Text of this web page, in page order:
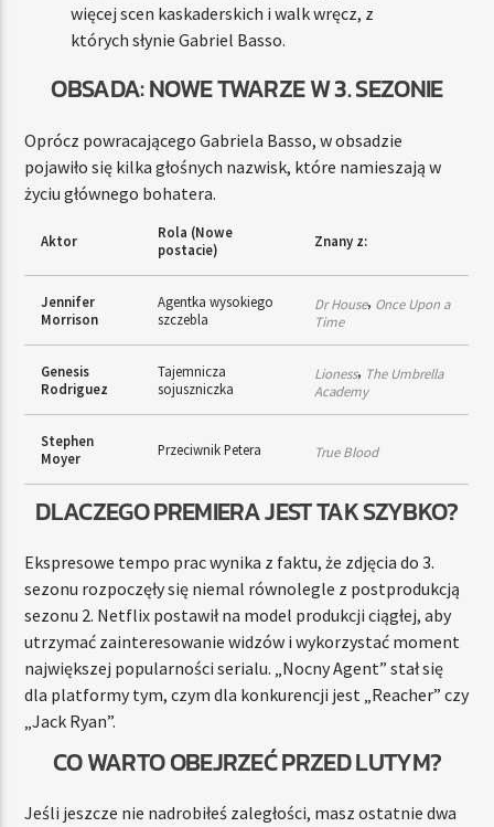
więcej scen kaskaderskich i walk wręcz, z
których słynie Gabriel Basso.
OBSADA: NOWE TWARZE W 3. SEZONIE
Oprócz powracającego Gabriela Basso, w obsadzie
pojawiło się kilka głośnych nazwisk, które namieszają w
życiu głównego bohatera.
Aktor
Rola (Nowe
postacie)
Znany z:
Jennifer
Morrison
Agentka wysokiego
szczebla
Dr House, Once Upon a
Time
Genesis
Rodriguez
Tajemnicza
sojuszniczka
Lioness, The Umbrella
Academy
Stephen
Moyer
Przeciwnik Petera True Blood
DLACZEGO PREMIERA JEST TAK SZYBKO?
Ekspresowe tempo prac wynika z faktu, że zdjęcia do 3.
sezonu rozpoczęły się niemal równolegle z postprodukcją
sezonu 2. Netflix postawił na model produkcji ciągłej, aby
utrzymać zainteresowanie widzów i wykorzystać moment
największej popularności serialu. „Nocny Agent” stał się
dla platformy tym, czym dla konkurencji jest „Reacher” czy
„Jack Ryan”.
CO WARTO OBEJRZEĆ PRZED LUTYM?
Jeśli jeszcze nie nadrobiłeś zaległości, masz ostatnie dwa